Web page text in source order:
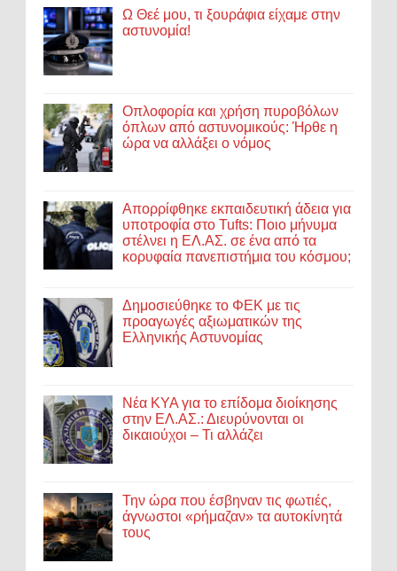
Ω Θεέ μου, τι ξουράφια είχαμε στην
αστυνομία!
Οπλοφορία και χρήση πυροβόλων
όπλων από αστυνομικούς: Ήρθε η
ώρα να αλλάξει ο νόμος
Απορρίφθηκε εκπαιδευτική άδεια για
υποτροφία στο Tufts: Ποιο μήνυμα
στέλνει η ΕΛ.ΑΣ. σε ένα από τα
κορυφαία πανεπιστήμια του κόσμου;
Δημοσιεύθηκε το ΦΕΚ με τις
προαγωγές αξιωματικών της
Ελληνικής Αστυνομίας
Νέα ΚΥΑ για το επίδομα διοίκησης
στην ΕΛ.ΑΣ.: Διευρύνονται οι
δικαιούχοι – Τι αλλάζει
Την ώρα που έσβηναν τις φωτιές,
άγνωστοι «ρήμαζαν» τα αυτοκίνητά
τους